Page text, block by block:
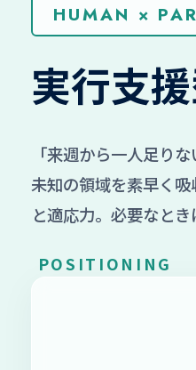
HUMAN ×
実行支
「来週から一人足り
未知の領域を素早く
と適応力。必要なと
POSITIONING